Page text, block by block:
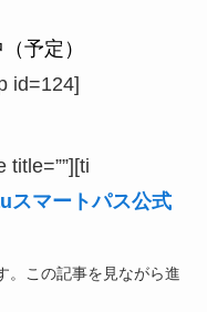
予定）
id=124]
title=””][ti
スマートパス公式
。この記事を見ながら進